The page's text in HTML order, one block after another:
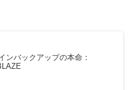
ンバックアップの本命：